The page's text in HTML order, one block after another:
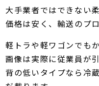
大手業者ではできない
価格は安く、輸送のプ
軽トラや軽ワゴンでも
画像は実際に従業員が
背の低いタイプなら冷